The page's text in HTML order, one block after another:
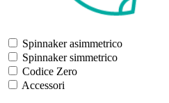
Spinnaker asimmetrico
Spinnaker simmetrico
Codice Zero
Accessori